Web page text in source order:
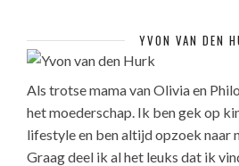
YVON VAN DEN
Als trotse mama van Olivia en
het moederschap. Ik ben gek op
lifestyle en ben altijd opzoek naar
Graag deel ik al het leuks dat ik